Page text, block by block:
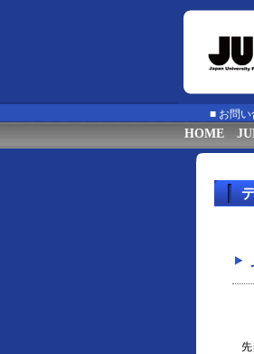
■ お問
HOME
先